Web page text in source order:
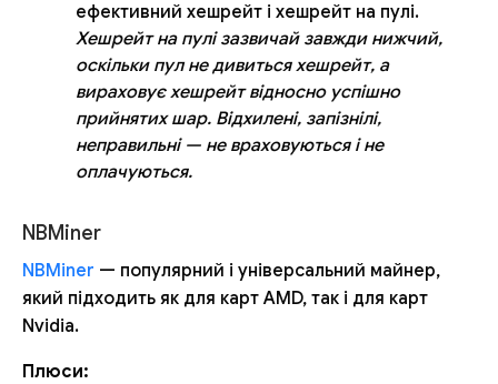
ефективний хешрейт і хешрейт на пулі.
Хешрейт на пулі зазвичай завжди нижчий,
оскільки пул не дивиться хешрейт, а
вираховує хешрейт відносно успішно
прийнятих шар. Відхилені, запізнілі,
неправильні — не враховуються і не
оплачуються.
NBMiner
NBMiner — популярний і універсальний майнер,
який підходить як для карт AMD, так і для карт
Nvidia.
Плюси: